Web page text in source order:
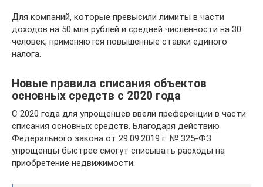
Для компаний, которые превысили лимиты в части
доходов на 50 млн рублей и средней численности на 30
человек, применяются повышенные ставки единого
налога.
Новые правила списания объектов
основных средств с 2020 года
С 2020 года для упрощенцев ввели преференции в части
списания основных средств. Благодаря действию
Федерального закона от 29.09.2019 г. № 325-ФЗ
упрощенцы быстрее смогут списывать расходы на
приобретение недвижимости.